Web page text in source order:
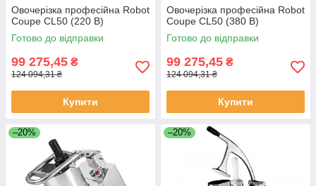
Овочерізка професійна Robot
Coupe CL50 (220 В)
Готово до відправки
99 275,45 ₴
124 094,31 ₴
Купити
Овочерізка професійна Robot
Coupe CL50 (380 В)
Готово до відправки
99 275,45 ₴
124 094,31 ₴
Купити
–20% –20%